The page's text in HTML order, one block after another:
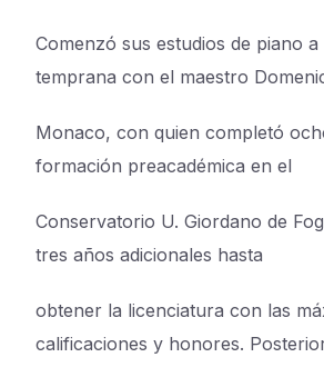
Comenzó sus estudios de piano a
temprana con el maestro
Monaco, con quien completó
formación preacadémica en el
Conservatorio U. Giordano de
tres años adicionales hasta
obtener la licenciatura con las
calificaciones y honores.